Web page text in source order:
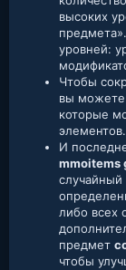
высоких
уровней:
Чтобы
вы можете
которые
элементов.
И
mmoitems
либо всех
предмет
чтобы